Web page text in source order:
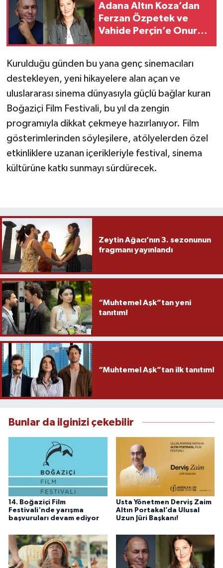
Adana Altın Koza’dan
Ferzan Özpetek ve
Vahide Perçin’e Onur
Kurulduğu günden bu yana genç sinemacıları
destekleyen, yeni hikayelere alan açan ve
uluslararası sinema dünyasıyla güçlü bağlar kuran
Boğaziçi Film Festivali, bu yıl da zengin
programıyla dikkat çekmeye hazırlanıyor. Film
gösterimlerinden söyleşilere, atölyelerden özel
etkinliklere uzanan içerikleriyle festival, sinema
kültürüne katkı sunmayı sürdürecek.
Zeytin Ağacı’nın 3. sezonunun
fragmanı yayınlandı
“Muhtemel Aşk”tan yeni
tanıtım!
“Muhtemel Aşk”tan ilk tanıtım!
Bunlar da ilginizi çekebilir
14. Boğaziçi Film
Festivali'nde yarışma
başvuruları devam ediyor
Usta Yönetmen Derviş Zaim
Altın Portakal’da Ulusal
Uzun Jüri Başkanı!